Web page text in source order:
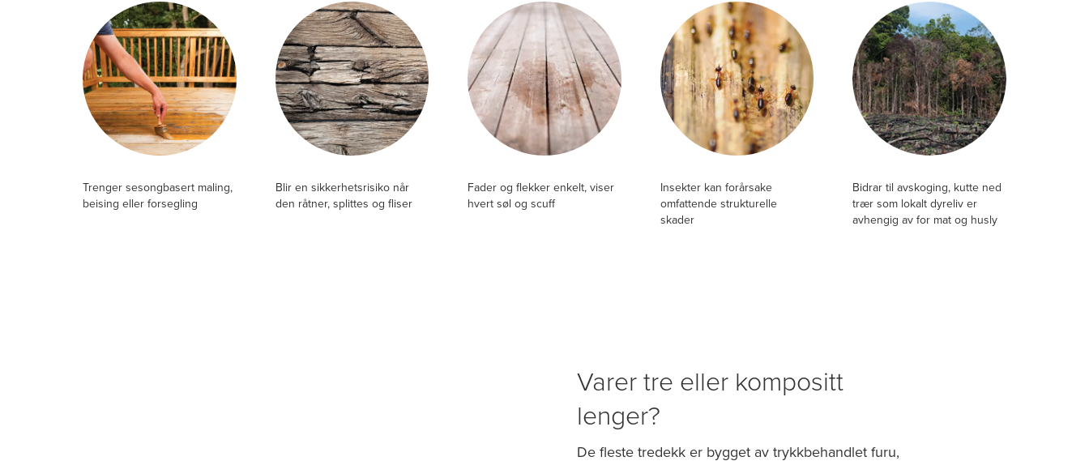
Trenger sesongbasert maling,
beising eller forsegling
Blir en sikkerhetsrisiko når
den råtner, splittes og fliser
Fader og flekker enkelt, viser
hvert søl og scuff
Insekter kan forårsake
omfattende strukturelle
skader
Bidrar til avskoging, kutte ned
trær som lokalt dyreliv er
avhengig av for mat og husly
Varer tre eller kompositt
lenger?
De fleste tredekk er bygget av trykkbehandlet furu,